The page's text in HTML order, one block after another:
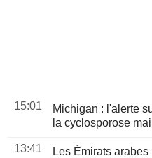
15:01
Michigan : l'alerte
la cyclosporose
13:41
Les Émirats